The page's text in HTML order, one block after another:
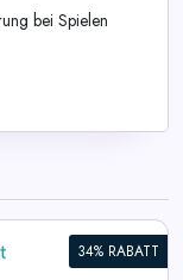
bei Spielen
34% RABATT